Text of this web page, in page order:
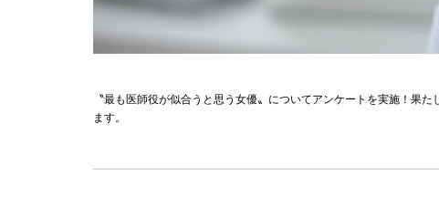
〝最も医師役が似合うと思う女優〟についてアンケートを実施！果
ます。